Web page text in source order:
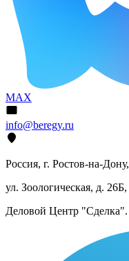
MAX
info@beregy.ru
Россия, г. Ростов-на-Дону,
ул. Зоологическая, д. 26Б,
Деловой Центр "Сделка".